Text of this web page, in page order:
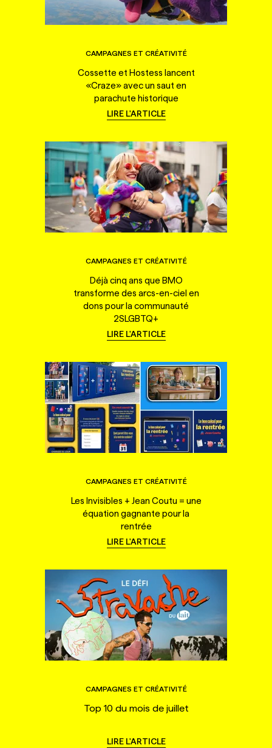
CAMPAGNES ET CRÉATIVITÉ
Cossette et Hostess lancent
«Craze» avec un saut en
parachute historique
LIRE L'ARTICLE
CAMPAGNES ET CRÉATIVITÉ
Déjà cinq ans que BMO
transforme des arcs-en-ciel en
dons pour la communauté
2SLGBTQ+
LIRE L'ARTICLE
CAMPAGNES ET CRÉATIVITÉ
Les Invisibles + Jean Coutu = une
équation gagnante pour la
rentrée
LIRE L'ARTICLE
CAMPAGNES ET CRÉATIVITÉ
Top 10 du mois de juillet
LIRE L'ARTICLE